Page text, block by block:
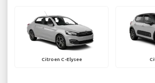
Citroen C-Elysee